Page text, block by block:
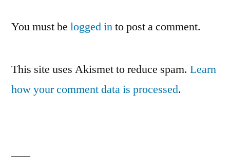
You must be logged into post a comment.
This site uses Akismet to reduce spam. Learn
how your comment data is processed.